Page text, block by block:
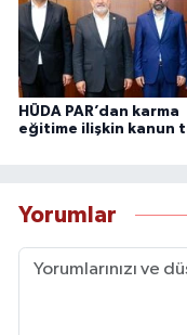
HÜDA PAR’dan karma
eğitime ilişkin kanun
Yorumlar